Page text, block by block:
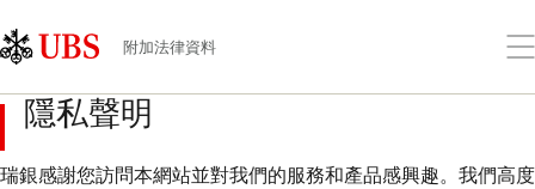
Links
Area
附加法律資料
打
功
隱私聲明
瑞銀感謝您訪問本網站並對我們的服務和產品感興趣。我們高度